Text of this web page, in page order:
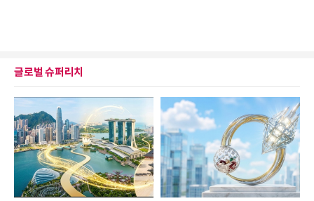
글로벌 슈퍼리치